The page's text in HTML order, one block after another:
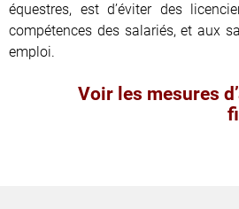
équestres, est d’éviter des
compétences des salariés, et aux
emploi.
Voir les mesures